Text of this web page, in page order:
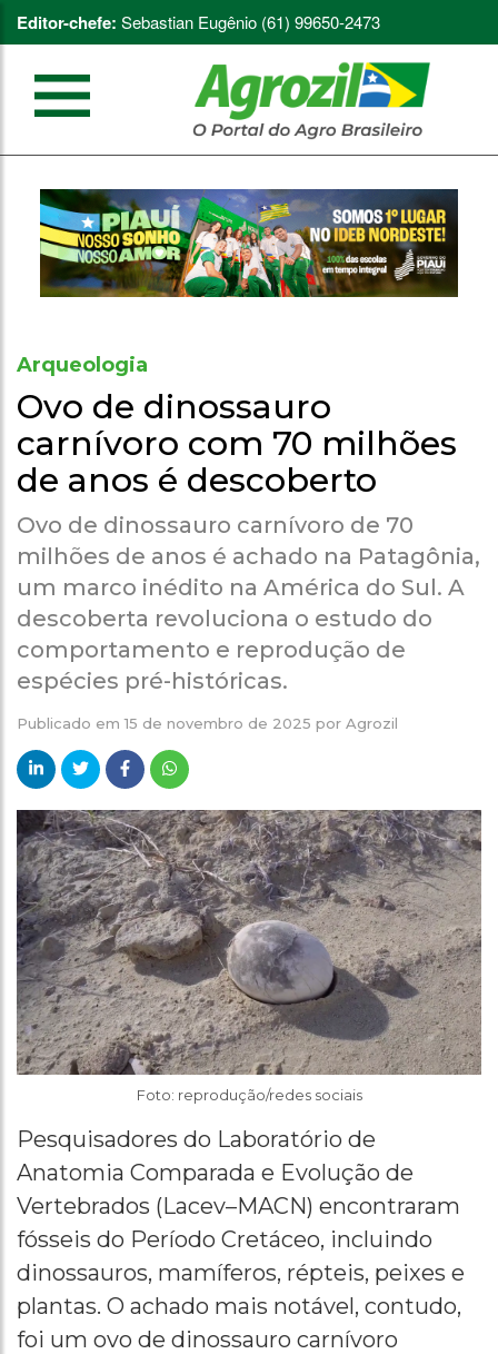
Editor-chefe: Sebastian Eugênio (61) 99650-2473
Arqueologia
Ovo de dinossauro
carnívoro com 70 milhões
de anos é descoberto
Ovo de dinossauro carnívoro de 70
milhões de anos é achado na Patagônia,
um marco inédito na América do Sul. A
descoberta revoluciona o estudo do
comportamento e reprodução de
espécies pré-históricas.
Publicado em15 de novembro de 2025 por Agrozil
Foto: reprodução/redes sociais
Pesquisadores do Laboratório de
Anatomia Comparada e Evolução de
Vertebrados (Lacev–MACN) encontraram
fósseis do Período Cretáceo, incluindo
dinossauros, mamíferos, répteis, peixes e
plantas. O achado mais notável, contudo,
foi um ovo de dinossauro carnívoro